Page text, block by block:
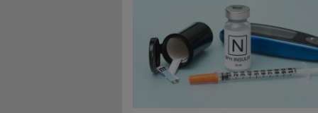
Leider
untersucht.
bleiben, da
sie bereits